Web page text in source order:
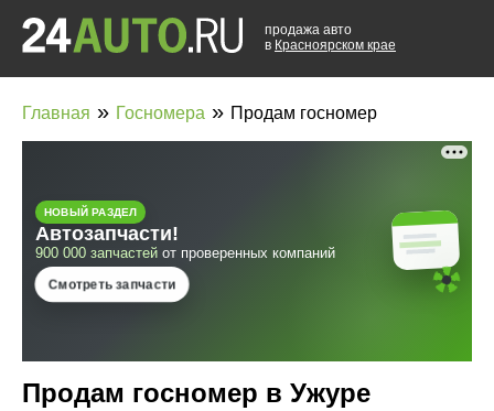
продажа авто
в Красноярском крае
Главная » Госномера » Продам госномер
Продам госномер в Ужуре